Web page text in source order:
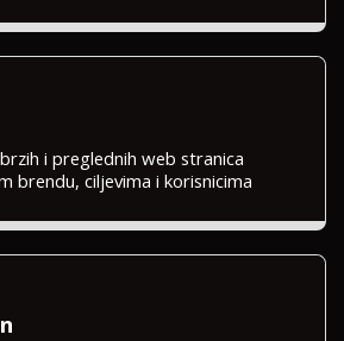
i preglednih web stranica
brendu, ciljevima i korisnicima